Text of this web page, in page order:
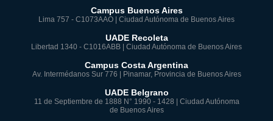
Campus Buenos Aires
Lima 757 - C1073AAO | Ciudad Autónoma de Buenos Aires
UADE Recoleta
Libertad 1340 - C1016ABB | Ciudad Autónoma de Buenos Aires
Campus Costa Argentina
Av. Intermédanos Sur 776 | Pinamar, Provincia de Buenos Aires
UADE Belgrano
11 de Septiembre de 1888 N° 1990 - 1428 | Ciudad Autónoma
de Buenos Aires